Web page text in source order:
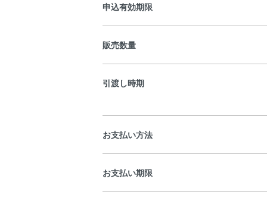
申込有効期限
販売数量
引渡し時期
お支払い方法
お支払い期限